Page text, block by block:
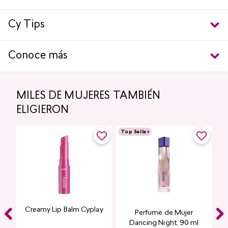
Cy Tips
Conoce más
MILES DE MUJERES TAMBIÉN
ELIGIERON
Creamy Lip Balm Cyplay
Top Seller
Perfume de Mujer
Dancing Night, 90 ml